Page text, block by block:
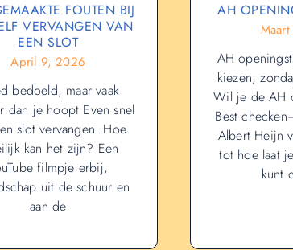
FOUTEN BIJ
VERVANGEN VAN
EEN SLOT
April 9, 2026
bedoeld, maar vaak
dan je hoopt Even snel
slot vervangen. Hoe
kan het zijn? Een
filmpje erbij,
uit de schuur en
aan de
AH
AH
kiezen,
Wil je de AH
Best
Albert Heijn
tot hoe laat
kunt